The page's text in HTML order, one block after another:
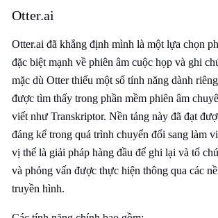
Otter.ai
Otter.ai đã khẳng định mình là một lựa chọn
đặc biệt mạnh về phiên âm cuộc họp và ghi
mặc dù Otter thiếu một số tính năng dành
được tìm thấy trong phần mềm phiên âm
viết như Transkriptor. Nền tảng này đã đạt
đáng kể trong quá trình chuyển đổi sang làm
vị thế là giải pháp hàng đầu để ghi lại và tổ
và phỏng vấn được thực hiện thông qua các
truyền hình.